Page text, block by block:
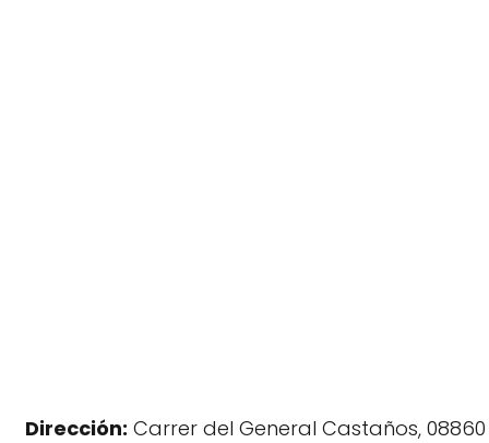
Dirección: Carrer del General Castaños, 08860